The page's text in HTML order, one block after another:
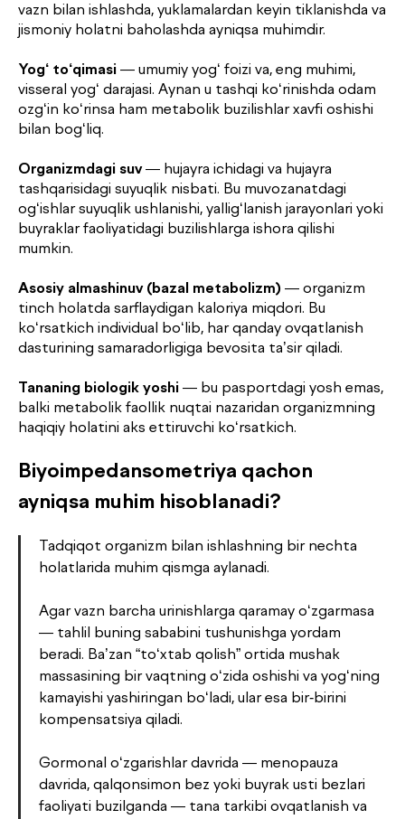
vazn bilan ishlashda, yuklamalardan keyin tiklanishda va
jismoniy holatni baholashda ayniqsa muhimdir.
Yog‘ to‘qimasi — umumiy yog‘ foizi va, eng muhimi,
visseral yog‘ darajasi. Aynan u tashqi ko‘rinishda odam
ozg‘in ko‘rinsa ham metabolik buzilishlar xavfi oshishi
bilan bog‘liq.
Organizmdagi suv— hujayra ichidagi va hujayra
tashqarisidagi suyuqlik nisbati. Bu muvozanatdagi
og‘ishlar suyuqlik ushlanishi, yallig‘lanish jarayonlari yoki
buyraklar faoliyatidagi buzilishlarga ishora qilishi
mumkin.
Asosiy almashinuv (bazal metabolizm) — organizm
tinch holatda sarflaydigan kaloriya miqdori. Bu
ko‘rsatkich individual bo‘lib, har qanday ovqatlanish
dasturining samaradorligiga bevosita ta’sir qiladi.
Tananing biologik yoshi — bu pasportdagi yosh emas,
balki metabolik faollik nuqtai nazaridan organizmning
haqiqiy holatini aks ettiruvchi ko‘rsatkich.
Biyoimpedansometriya qachon
ayniqsa muhim hisoblanadi?
Tadqiqot organizm bilan ishlashning bir nechta
holatlarida muhim qismga aylanadi.
Agar vazn barcha urinishlarga qaramay o‘zgarmasa
— tahlil buning sababini tushunishga yordam
beradi. Ba’zan “to‘xtab qolish” ortida mushak
massasining bir vaqtning o‘zida oshishi va yog‘ning
kamayishi yashiringan bo‘ladi, ular esa bir-birini
kompensatsiya qiladi.
Gormonal o‘zgarishlar davrida — menopauza
davrida, qalqonsimon bez yoki buyrak usti bezlari
faoliyati buzilganda — tana tarkibi ovqatlanish va